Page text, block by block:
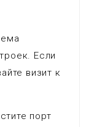
Если
визит к
порт